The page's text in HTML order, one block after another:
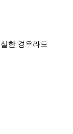
한 경우라도